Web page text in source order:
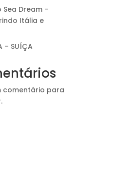
Sea Dream –
Itália e
– SUÍÇA
comentário para